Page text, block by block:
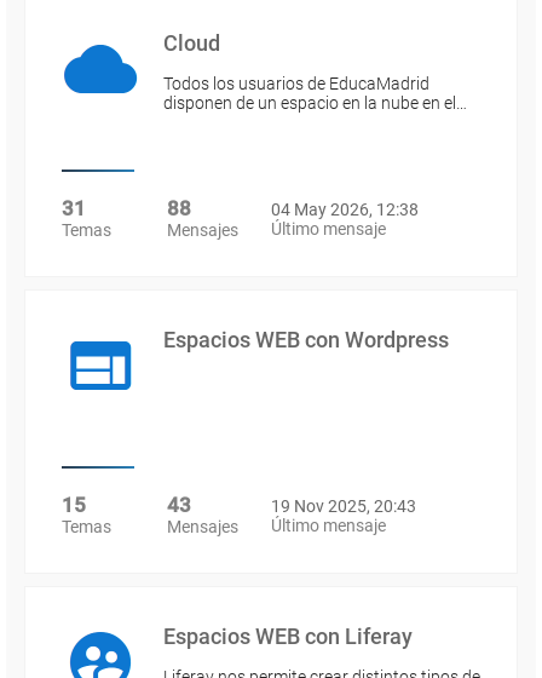
Cloud
Todos los usuarios de EducaMadrid
disponen de un espacio en la nube en el…
31
Temas
88
Mensajes
04 May 2026, 12:38
Último mensaje
Espacios WEB con Wordpress
15
Temas
43
Mensajes
19 Nov 2025, 20:43
Último mensaje
Espacios WEB con Liferay